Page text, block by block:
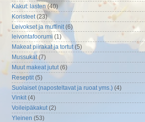
Kakut: lasten (40)
Koristeet (23)
Leivokset ja muffinit (6)
leivontafoorumi (1)
Makeat piirakat ja tortut (5)
Mussukat (7)
Muut makeat jutut (6)
Reseptit (5)
Suolaiset (naposteltavat ja ruoat yms.) (4)
Vinkit (4)
Voileipäkakut (2)
Yleinen (53)